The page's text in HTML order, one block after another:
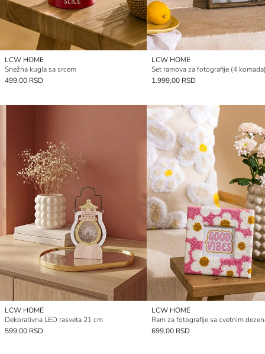
LCW HOME
Snežna kugla sa srcem
499,00 RSD
LCW HOME
Set ramova za fotografije (4
1.999,00 RSD
LCW HOME
Dekorativna LED rasveta 21 cm
599,00 RSD
LCW HOME
699,00 RSD